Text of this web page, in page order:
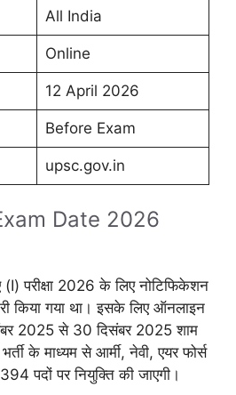
All India
Online
12 April 2026
Before Exam
upsc.gov.in
Date 2026
(I) परीक्षा 2026 के लिए नोटिफिकेशन
किया गया था। इसके लिए ऑनलाइन
2025 से 30 दिसंबर 2025 शाम
के माध्यम से आर्मी, नेवी, एयर फोर्स
पदों पर नियुक्ति की जाएगी।